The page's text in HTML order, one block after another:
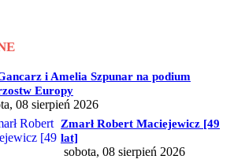
i Amelia Szpunar na podium
Europy
08 sierpień 2026
Zmarł Robert Maciejewicz [49
lat]
sobota, 08 sierpień 2026